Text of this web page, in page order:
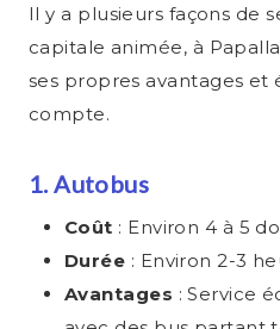
Il y a plusieurs façons de
capitale animée, à
ses propres avantages
compte.
1. Autobus
Coût : Environ 4 à 5
Durée : Environ 2-3
Avantages : Service